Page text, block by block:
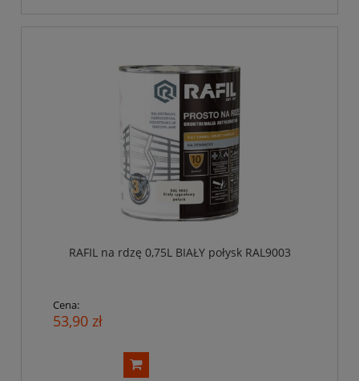
RAFIL na rdzę 0,75L BIAŁY połysk RAL9003
Cena:
53,90 zł